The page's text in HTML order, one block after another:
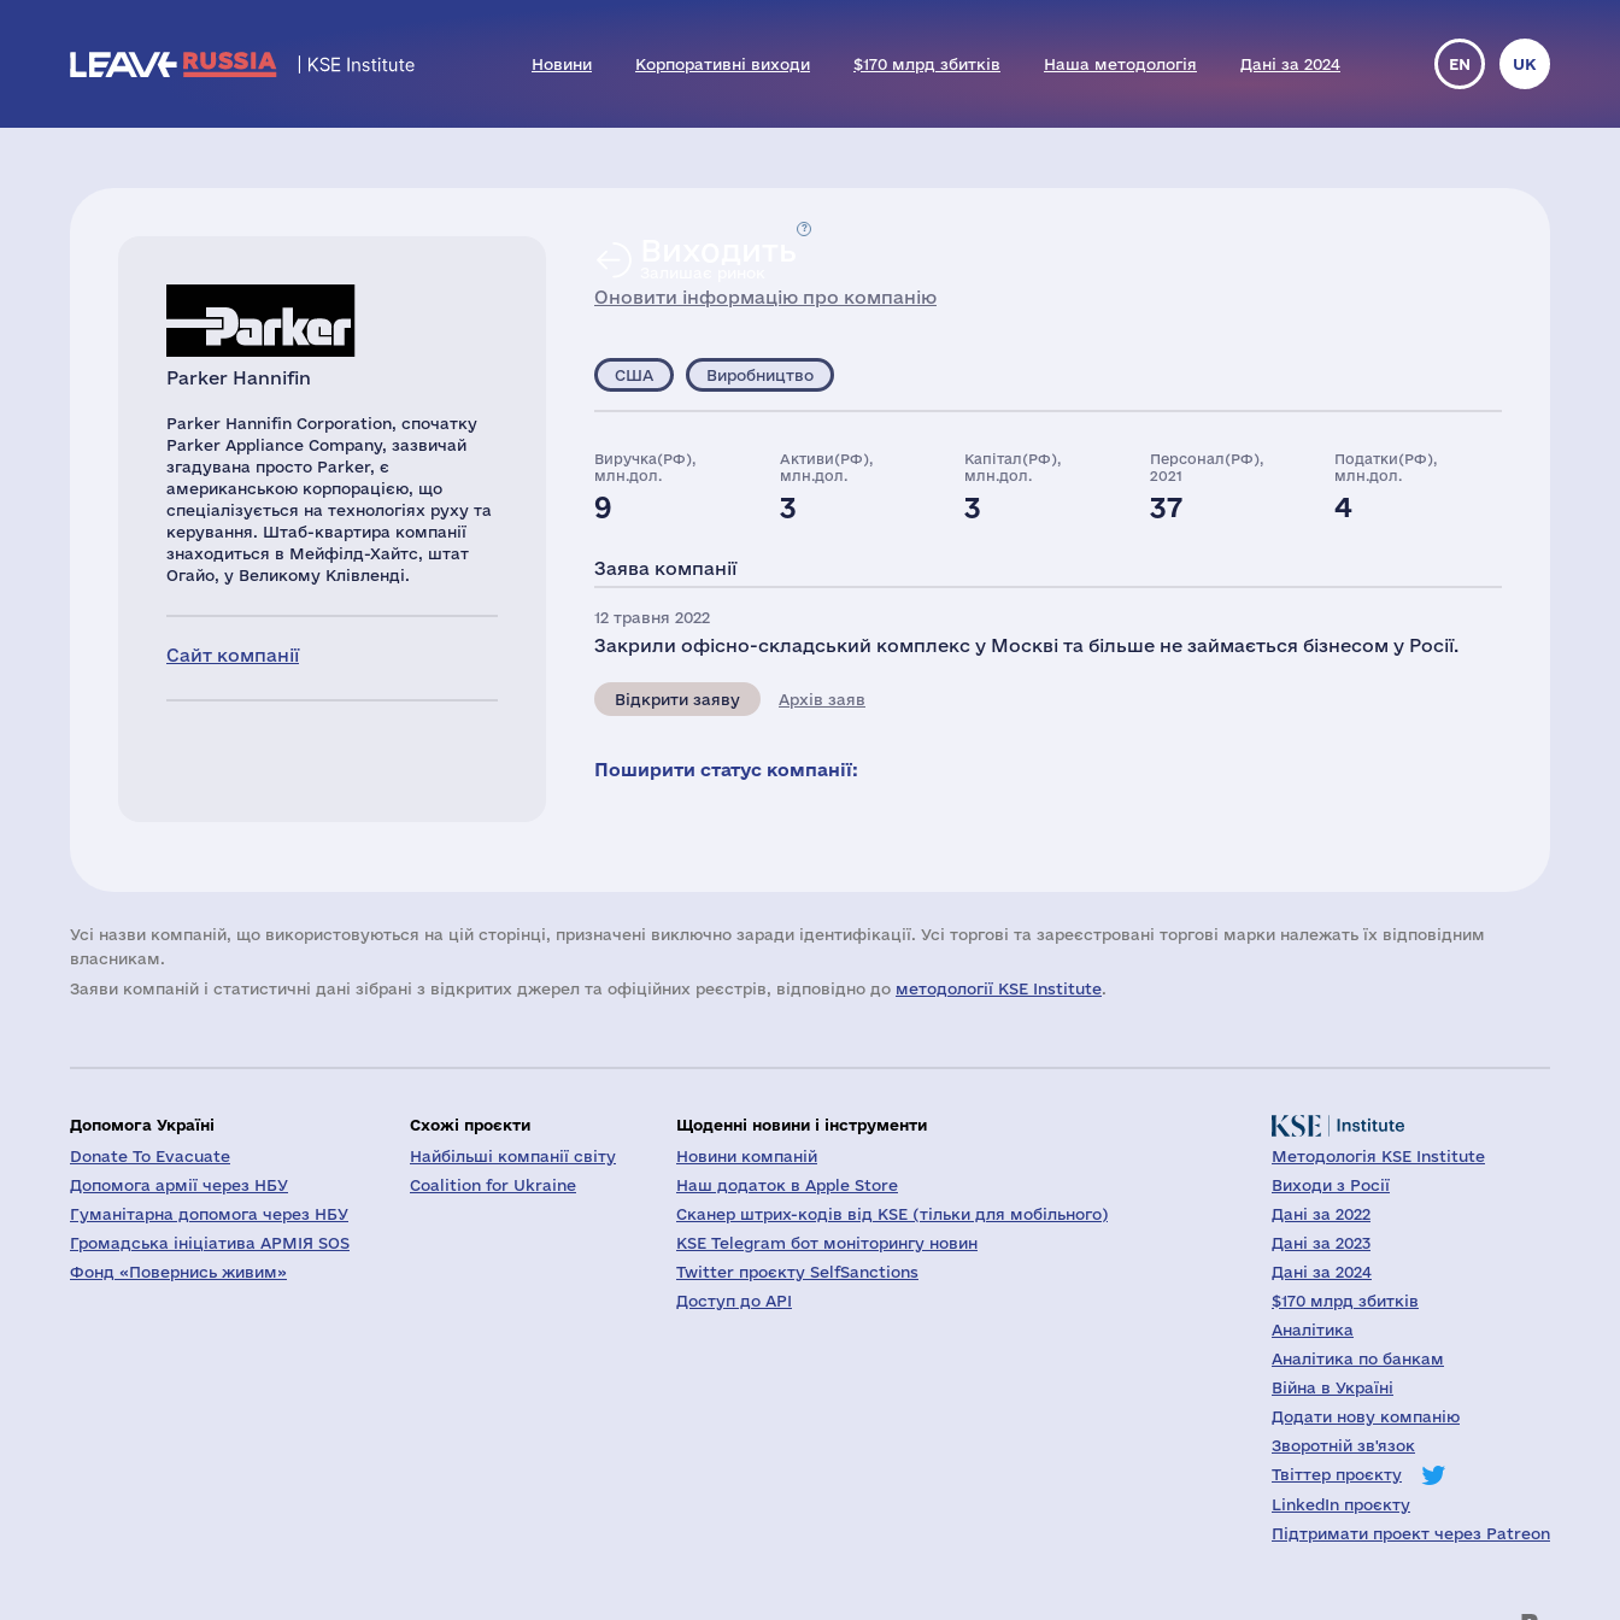
Новини Корпоративні виходи $170 млрд збитків Наша методологія Дані за 2024 EN UK
Parker Hannifin
Parker Hannifin Corporation, спочатку
Parker Appliance Company, зазвичай
згадувана просто Parker, є
американською корпорацією, що
спеціалізується на технологіях руху та
керування. Штаб-квартира компанії
знаходиться в Мейфілд-Хайтс, штат
Огайо, у Великому Клівленді.
Сайт компанії
Оновити інформацію про компанію
США Виробництво
Виручка(РФ),
млн.дол.
9
Активи(РФ),
млн.дол.
3
Капітал(РФ),
млн.дол.
3
Персонал(РФ),
2021
37
Податки(РФ),
млн.дол.
4
Заява компанії
12 травня 2022
Закрили офісно-складський комплекс у Москві та більше не займається бізнесом у Росії.
Відкрити заяву Архів заяв
Поширити статус компанії:
Усі назви компаній, що використовуються на цій сторінці, призначені виключно заради ідентифікації. Усі торгові та зареєстровані торгові марки належать їх відповідним
власникам.
Заяви компаній i статистичні дані зібрані з відкритих джерел та офіційних реєстрів, відповідно до методології KSE Institute.
Допомога Україні
Donate To Evacuate
Допомога армії через НБУ
Гуманітарна допомога через НБУ
Громадська ініціатива АРМІЯ SOS
Фонд «Повернись живим»
Схожі проєкти
Найбільші компанії світу
Coalition for Ukraine
Щоденні новини і інструменти
Новини компаній
Наш додаток в Apple Store
Сканер штрих-кодів від KSE (тільки для мобільного)
KSE Telegram бот моніторингу новин
Twitter проєкту SelfSanctions
Доступ до API
Методологія KSE Institute
Виходи з Росії
Дані за 2022
Дані за 2023
Дані за 2024
$170 млрд збитків
Аналітика
Аналітика по банкам
Війна в Україні
Додати нову компанію
Зворотній зв'язок
Твіттер проєкту
LinkedIn проєкту
Підтримати проект через Patreon